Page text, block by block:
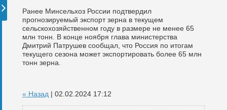
Ранее Минсельхоз России подтвердил
прогнозируемый экспорт зерна в текущем
сельскохозяйственном году в размере не менее 65
млн тонн. В конце ноября глава министерства
Дмитрий Патрушев сообщал, что Россия по итогам
текущего сезона может экспортировать более 65 млн
тонн зерна.
« Назад | 02.02.2024 17:12